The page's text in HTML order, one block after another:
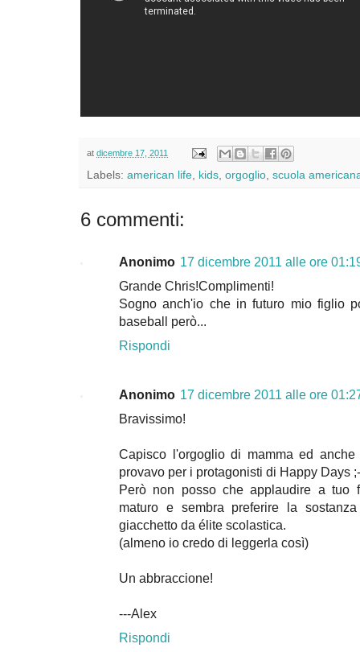
at dicembre 17, 2011
Labels: american life kids orgoglio scuola
6 commenti:
Anonimo 17 dicembre 2011 alle ore
Grande Chris!Complimenti!
Sogno anch'io che in futuro mio figlio
baseball però...
Rispondi
Anonimo 17 dicembre 2011 alle ore
Bravissimo!
Capisco l'orgoglio di mamma ed
provavo per i protagonisti di Happy Days
Però non posso che applaudire a tuo
maturo e sembra preferire la
giacchetto da élite scolastica.
(almeno io credo di leggerla così)
Un abbraccione!
---Alex
Rispondi